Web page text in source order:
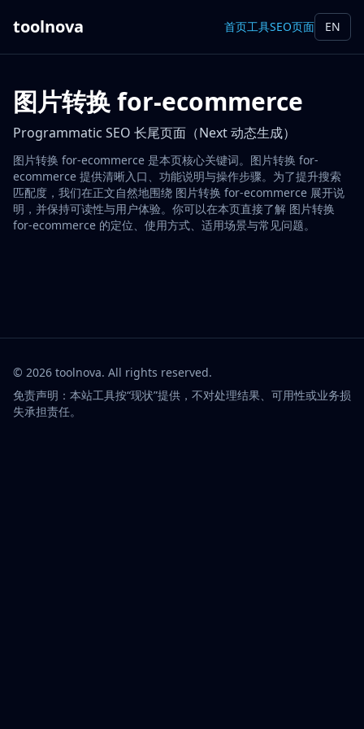
toolnova 首页工具SEO页面 EN
图片转换 for-ecommerce
Programmatic SEO 长尾页面（Next 动态生成）
图片转换 for-ecommerce 是本页核心关键词。图片转换 for-
ecommerce 提供清晰入口、功能说明与操作步骤。为了提升搜索
匹配度，我们在正文自然地围绕 图片转换 for-ecommerce 展开说
明，并保持可读性与用户体验。你可以在本页直接了解 图片转换
for-ecommerce 的定位、使用方式、适用场景与常见问题。
© 2026 toolnova. All rights reserved.
免责声明：本站工具按“现状”提供，不对处理结果、可用性或业务损
失承担责任。